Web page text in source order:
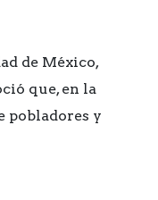
de México,
que, en la
pobladores y